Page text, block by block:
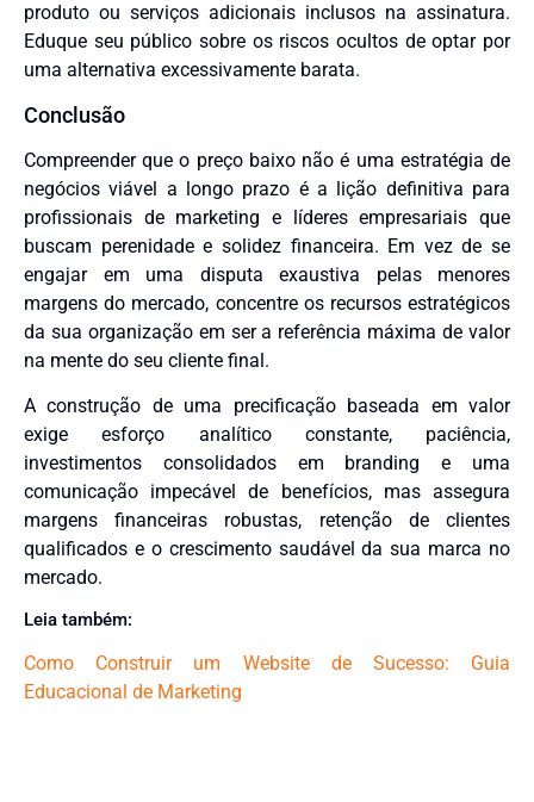
produto ou serviços adicionais inclusos na assinatura.
Eduque seu público sobre os riscos ocultos de optar por
uma alternativa excessivamente barata.
Conclusão
Compreender que o preço baixo não é uma estratégia de
negócios viável a longo prazo é a lição definitiva para
profissionais de marketing e líderes empresariais que
buscam perenidade e solidez financeira. Em vez de se
engajar em uma disputa exaustiva pelas menores
margens do mercado, concentre os recursos estratégicos
da sua organização em ser a referência máxima de valor
na mente do seu cliente final.
A construção de uma precificação baseada em valor
exige esforço analítico constante, paciência,
investimentos consolidados em branding e uma
comunicação impecável de benefícios, mas assegura
margens financeiras robustas, retenção de clientes
qualificados e o crescimento saudável da sua marca no
mercado.
Leia também:
Como Construir um Website de Sucesso: Guia
Educacional de Marketing